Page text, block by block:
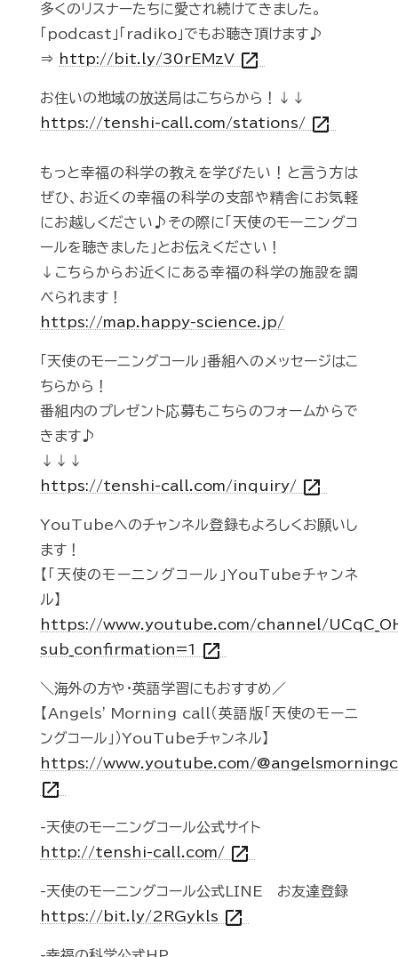
多くのリスナーたちに愛され続けてきました。
「podcast」「radiko」でもお聴き頂けます♪
⇒
http://bit.ly/30rEMzV open_in_new
お住いの地域の放送局はこちらから！↓↓
https://tenshi-call.com/stations/ open_in_new
もっと幸福の科学の教えを学びたい！と言う方は
ぜひ、お近くの幸福の科学の支部や精舎にお気軽
にお越しください♪その際に「天使のモーニングコ
ールを聴きました」とお伝えください！
↓こちらからお近くにある幸福の科学の施設を調
べられます！
https://map.happy-science.jp/
「天使のモーニングコール」番組へのメッセージはこ
ちらから！
番組内のプレゼント応募もこちらのフォームからで
きます♪
↓↓↓
https://tenshi-call.com/inquiry/ open_in_new
YouTubeへのチャンネル登録もよろしくお願いし
ます！
【「天使のモーニングコール」YouTubeチャンネ
ル】
https://www.youtube.com/channel/
sub_confirmation=1 open_in_new
＼海外の方や・英語学習にもおすすめ／
【Angels' Morning call（英語版「天使のモーニ
ングコール」）YouTubeチャンネル】
https://www.youtube.com/
open_in_new
-天使のモーニングコール公式サイト
http://tenshi-call.com/ open_in_new
-天使のモーニングコール公式LINE お友達登録
https://bit.ly/2RGykls open_in_new